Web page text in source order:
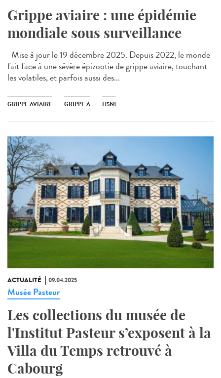
Grippe aviaire : une épidémie
mondiale sous surveillance
Mise à jour le 19 décembre 2025. Depuis 2022, le monde
fait face à une sévère épizootie de grippe aviaire, touchant
les volatiles, et parfois aussi des...
GRIPPE AVIAIRE GRIPPE A H5N1
ACTUALITÉ 09.04.2025
Musée Pasteur
Les collections du musée de
l'Institut Pasteur s’exposent à la
Villa du Temps retrouvé à
Cabourg